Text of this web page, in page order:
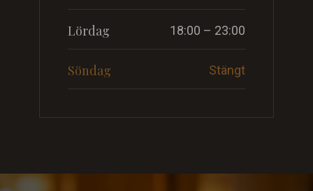
Lördag 18:00 – 23:00
Söndag Stängt